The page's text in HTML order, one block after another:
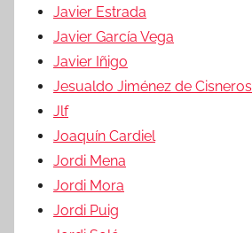
Javier Estrada
Javier García Vega
Javier Iñigo
Jesualdo Jiménez de Cisneros
Jlf
Joaquín Cardiel
Jordi Mena
Jordi Mora
Jordi Puig